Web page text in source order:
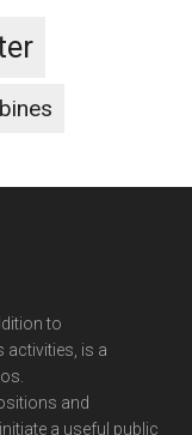
to
activities, is a
and
a useful public